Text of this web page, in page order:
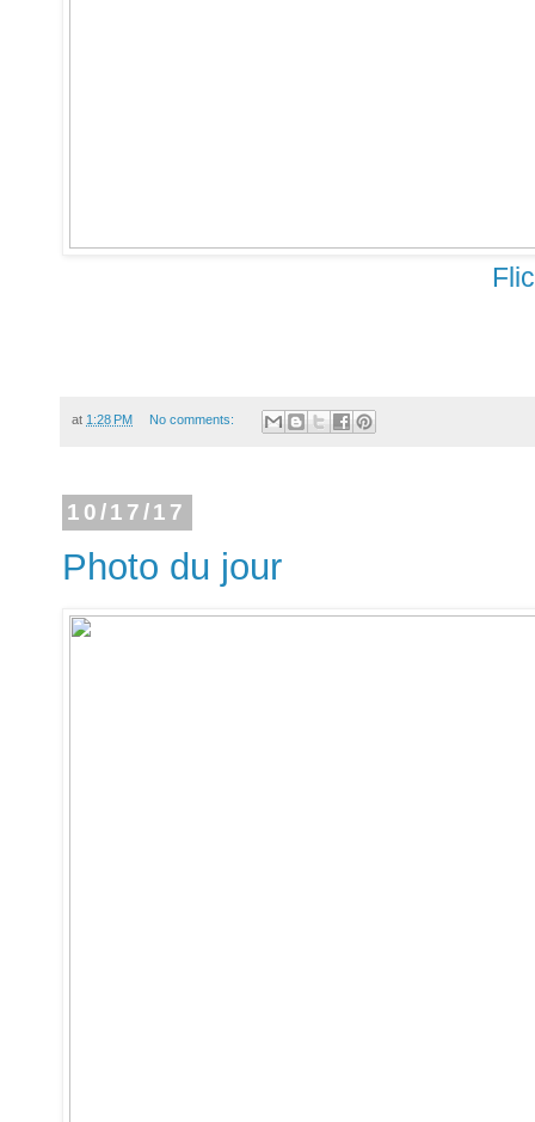
at 1:28 PM No comments:
10/17/17
Photo du jour